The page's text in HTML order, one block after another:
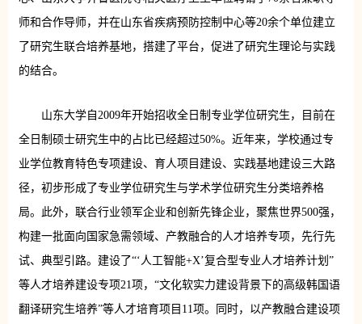
师和合作导师，并在山东省疾病预防控制中心等20余个单位建立
了研究生联合培养基地，搭建了平台，促进了研究生理论与实践
的结合。
山东大学自2009年开始招收全日制专业学位研究生，目前在
全日制硕士研究生中的占比已经超过50%。近年来，学校通过专
业学位教育特色专项建设、育人项目建设、实践基地建设三大路
径，初步形成了专业学位研究生与学术学位研究生分类培养格
局。此外，联合行业领军企业和创新先锋企业，聚焦世界500强，
构建一批面向国家急需领域、产教融合的人才培养专项，先行先
试、典型引路。建设了“‘人工智能+X’复合型专业人才培养计划”
等人才培养建设专项21项，“文化软实力建设背景下的高级韩国语
翻译研究生培养”等人才培育项目11项。同时，以产教融合建设项